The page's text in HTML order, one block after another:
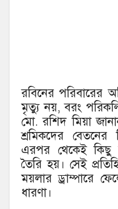
রবিনের পরিবারের
মৃত্যু নয়, বরং
মো. রশিদ মিয়া
শ্রমিকদের বেতনের
এরপর থেকেই কিছু
তৈরি হয়। সেই
ময়লার ড্রাম্পারে
ধারণা।